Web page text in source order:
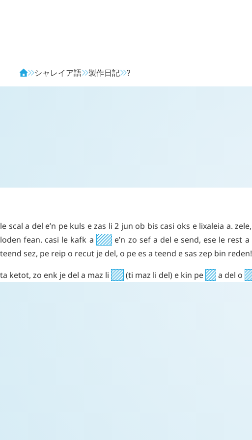
シャレイア語 製作日記 ?
le scal a del e’n pe kuls e zas li 2 jun ob bis casi oks e lixaleia a. zele,
loden fean. casi le kafk a e’n zo sef a del e send, ese le rest a
teend sez, pe reip o recut je del, o pe es a teend esas zep bin reden!
ta ketot, zo enk je del a maz li (ti maz li del) e kin pe a del o